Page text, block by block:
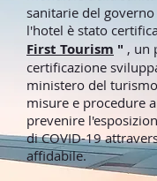
sanitarie del
l'hotel è stato
First Tourism " , un
certificazione
ministero del
misure e procedure
prevenire
di COVID-19
affidabile.